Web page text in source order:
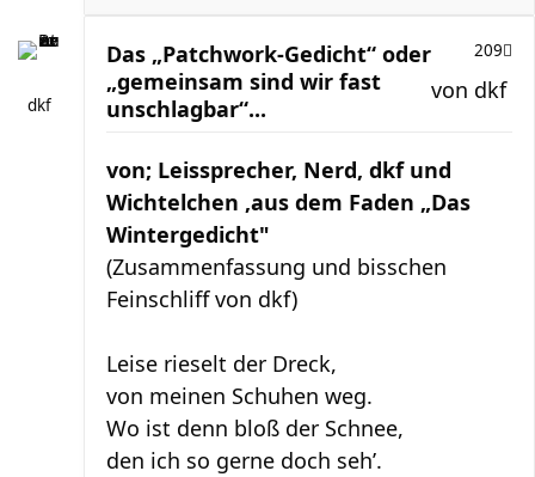
dkf
Das „Patchwork-Gedicht“ oder
„gemeinsam sind wir fast
unschlagbar“...
209
von dkf
von; Leissprecher, Nerd, dkf und
Wichtelchen ,aus dem Faden „Das
Wintergedicht"
(Zusammenfassung und bisschen
Feinschliff von dkf)
Leise rieselt der Dreck,
von meinen Schuhen weg.
Wo ist denn bloß der Schnee,
den ich so gerne doch seh’.